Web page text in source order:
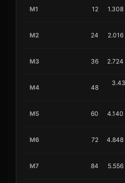
M1 12 1.308
M2 24 2.016
M3 36 2.724
M4 48
M5 60 4.140
M6 72 4.848
M7 84 5.556